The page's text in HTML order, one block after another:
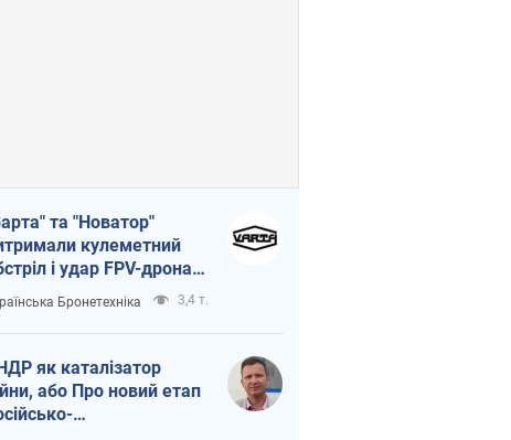
та "Новатор"
кулеметний
і удар FPV-дрона,
життя
ЗСУ
Бронетехніка 3,4 т.
як каталізатор
або Про новий етап